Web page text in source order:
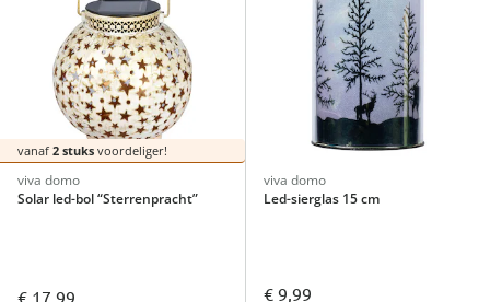
vanaf 2 stuks voordeliger!
viva domo
Solar led-bol “Sterrenpracht”
€ 17,99
viva domo
Led-sierglas 15 cm
€ 9,99